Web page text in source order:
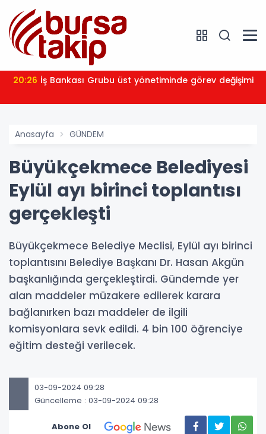
20:26 İş Bankası Grubu üst yönetiminde görev değişimi
Anasayfa GÜNDEM
Büyükçekmece Belediyesi
Eylül ayı birinci toplantısı
gerçekleşti
Büyükçekmece Belediye Meclisi, Eylül ayı birinci
toplantısını Belediye Başkanı Dr. Hasan Akgün
başkanlığında gerçekleştirdi. Gündemde yer
alan maddeler müzakere edilerek karara
bağlanırken bazı maddeler de ilgili
komisyonlara sevk edildi. 4 bin 100 öğrenciye
eğitim desteği verilecek.
03-09-2024 09:28
Güncelleme : 03-09-2024 09:28
Abone Ol